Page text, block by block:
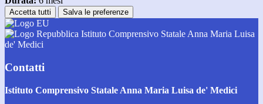
Accetta tutti Salva le preferenze
Istituto Comprensivo Statale Anna Maria Luisa
de' Medici
Contatti
Istituto Comprensivo Statale Anna Maria Luisa de' Medici